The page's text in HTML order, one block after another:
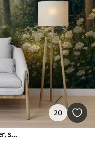
20
Sti i den grønne skov, hvide blomster, sollys, tegning i akrylstil